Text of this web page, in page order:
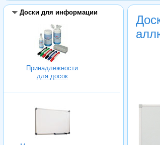
Доски для информации
Принадлежности
для досок